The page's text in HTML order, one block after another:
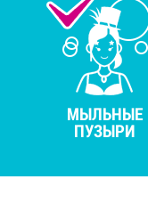
МЫЛЬНЫЕ
ПУЗЫРИ